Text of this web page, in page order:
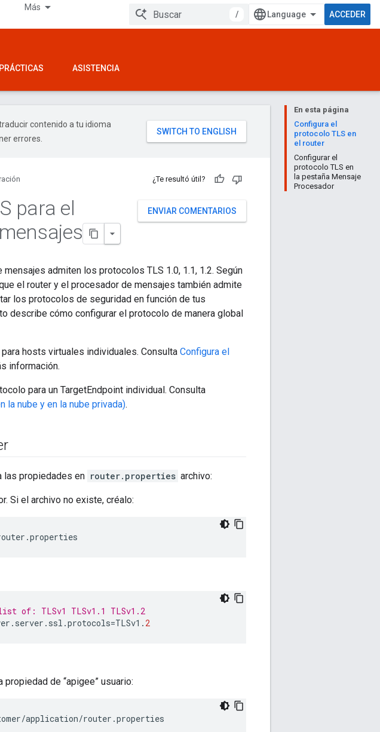
Más
/ ACCEDER
ASISTENCIA
En esta página
Configura el
protocolo TLS en
el router
Configurar el
protocolo TLS en
la pestaña Mensaje
Procesador
contenido a tu idioma
errores.
¿Te resultó útil?
ENVIAR COMENTARIOS
para el
admiten los protocolos TLS 1.0, 1.1, 1.2. Según
el router y el procesador de mensajes también admite
los protocolos de seguridad en función de tus
describe cómo configurar el protocolo de manera global
hosts virtuales individuales. Consulta Configura el
información.
para un TargetEndpoint individual. Consulta
la nube y en la nube privada).
las propiedades en router.properties archivo:
Si el archivo no existe, créalo:
of: TLSv1 TLSv1.1 TLSv1.2
. server . ssl .protocols=TLSv1 . 2
de “apigee” usuario:
application/router.properties